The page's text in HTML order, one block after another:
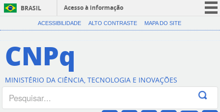
BRASIL
Acesso à informação
CORONAVÍRUS (COVID-19)
Canais
ACESSIBILIDADE ALTO CONTRASTE MAPA DO SITE
CNPq
MINISTÉRIO DA CIÊNCIA, TECNOLOGIA E INOVAÇÕES